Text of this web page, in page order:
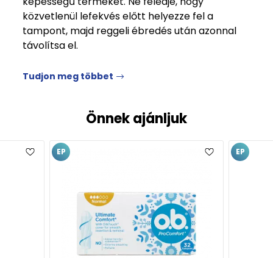
közvetlenül lefekvés előtt helyezze fel a
tampont, majd reggeli ébredés után azonnal
távolítsa el.
Tudjon meg többet
Önnek ajánljuk
EP EP